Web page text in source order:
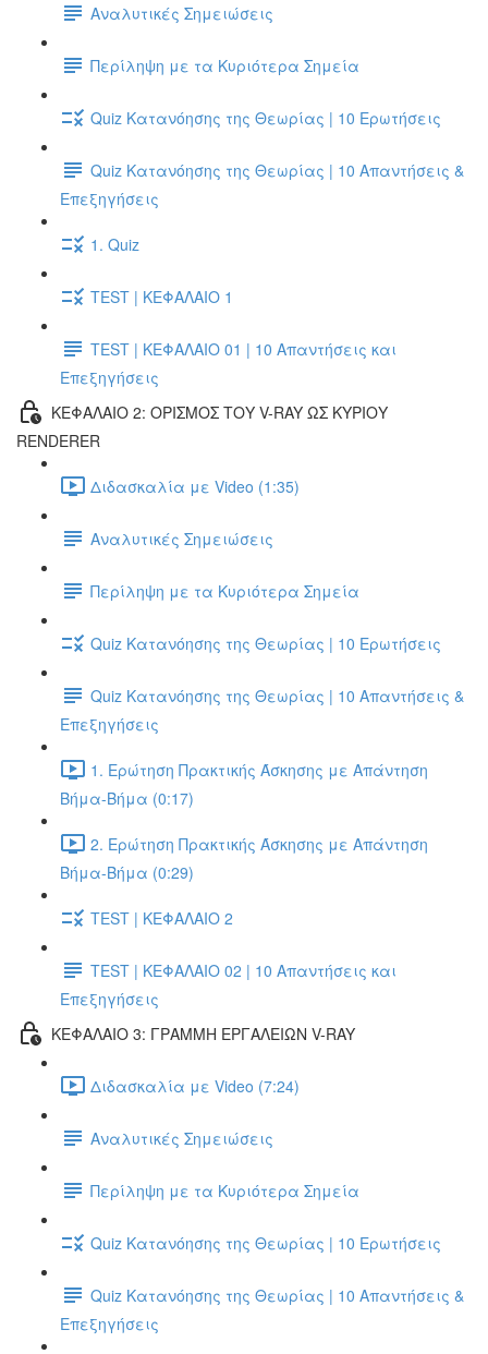
Αναλυτικές Σημειώσεις
Περίληψη με τα Κυριότερα Σημεία
Quiz Κατανόησης της Θεωρίας | 10 Ερωτήσεις
Quiz Κατανόησης της Θεωρίας | 10 Απαντήσεις &
Επεξηγήσεις
1. Quiz
TEST | ΚΕΦΑΛΑΙΟ 1
TEST | ΚΕΦΑΛΑΙΟ 01 | 10 Απαντήσεις και
Επεξηγήσεις
ΚΕΦΑΛΑΙΟ 2: ΟΡΙΣΜΟΣ ΤΟΥ V-RAY ΩΣ ΚΥΡΙΟΥ
RENDERER
Διδασκαλία με Video (1:35)
Αναλυτικές Σημειώσεις
Περίληψη με τα Κυριότερα Σημεία
Quiz Κατανόησης της Θεωρίας | 10 Ερωτήσεις
Quiz Κατανόησης της Θεωρίας | 10 Απαντήσεις &
Επεξηγήσεις
1. Ερώτηση Πρακτικής Άσκησης με Απάντηση
Βήμα-Βήμα (0:17)
2. Ερώτηση Πρακτικής Άσκησης με Απάντηση
Βήμα-Βήμα (0:29)
TEST | ΚΕΦΑΛΑΙΟ 2
TEST | ΚΕΦΑΛΑΙΟ 02 | 10 Απαντήσεις και
Επεξηγήσεις
ΚΕΦΑΛΑΙΟ 3: ΓΡΑΜΜΗ ΕΡΓΑΛΕΙΩΝ V-RAY
Διδασκαλία με Video (7:24)
Αναλυτικές Σημειώσεις
Περίληψη με τα Κυριότερα Σημεία
Quiz Κατανόησης της Θεωρίας | 10 Ερωτήσεις
Quiz Κατανόησης της Θεωρίας | 10 Απαντήσεις &
Επεξηγήσεις